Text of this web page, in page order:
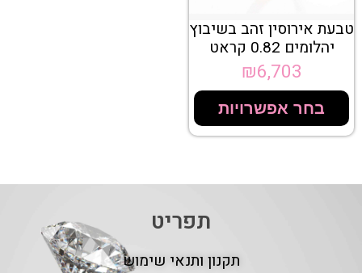
טבעת אירוסין זהב בשיבוץ
יהלומים 0.82 קראט
₪6,703
בחר אפשרויות
תפריט
תקנון ותנאי שימוש